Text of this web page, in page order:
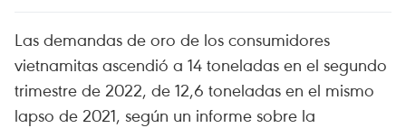
Las demandas de oro de los consumidores
vietnamitas ascendió a 14 toneladas en el segundo
trimestre de 2022, de 12,6 toneladas en el mismo
lapso de 2021, según un informe sobre la